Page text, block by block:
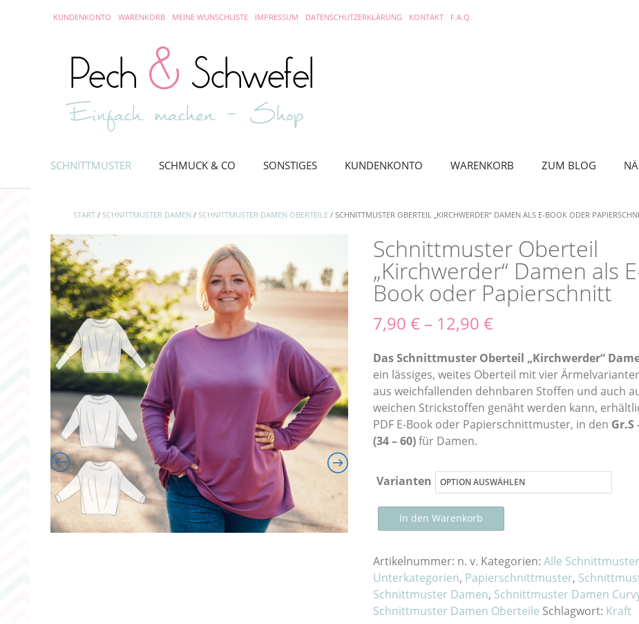
KUNDENKONTO WARENKORB MEINE WUNSCHLISTE IMPRESSUM DATENSCHUTZERKLÄRUNG KONTAKT F.A.Q.
SCHNITTMUSTER SCHMUCK & CO SONSTIGES KUNDENKONTO WARENKORB ZUM BLOG
START /SCHNITTMUSTER DAMEN /SCHNITTMUSTER DAMEN OBERTEILE / SCHNITTMUSTER OBERTEIL „KIRCHWERDER“ DAMEN ALS E-BOOK ODER
Schnittmuster Oberteil
„Kirchwerder“ Damen als
Book oder Papierschnitt
7,90€ – 12,90€
Das Schnittmuster Oberteil „Kirchwerder“
ein lässiges, weites Oberteil mit vier
aus weichfallenden dehnbaren Stoffen und auch
weichen Strickstoffen genäht werden kann,
PDF E-Book oder Papierschnittmuster, in den Gr.S
(34 – 60)für Damen.
Varianten
Schnittmuster
Oberteil
„Kirchwerder“
Damen
als
E-
In den Warenkorb
Artikelnummer: n. v. Kategorien:Alle
Unterkategorien, Papierschnittmuster,
Schnittmuster Damen, Schnittmuster Damen
Schnittmuster Damen Oberteile Schlagwort: Kraft
Schnittmuster